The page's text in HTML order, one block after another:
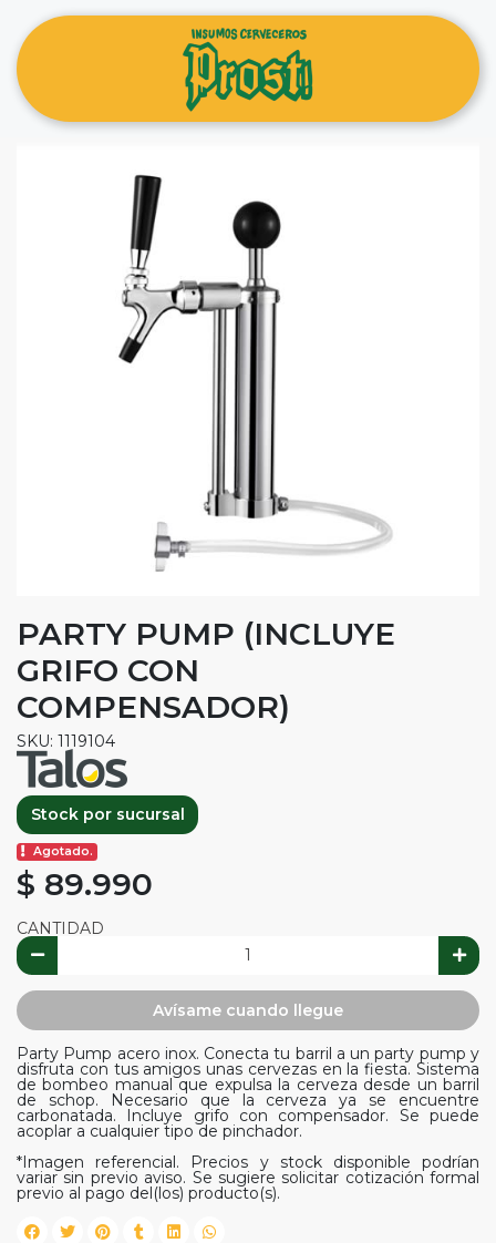
PARTY PUMP (INCLUYE
GRIFO CON
COMPENSADOR)
SKU: 1119104
Stock por sucursal
Agotado.
$ 89.990
CANTIDAD
Avísame cuando llegue
Party Pump acero inox. Conecta tu barril a un party pump y
disfruta con tus amigos unas cervezas en la fiesta. Sistema
de bombeo manual que expulsa la cerveza desde un barril
de schop. Necesario que la cerveza ya se encuentre
carbonatada. Incluye grifo con compensador. Se puede
acoplar a cualquier tipo de pinchador.
*Imagen referencial. Precios y stock disponible podrían
variar sin previo aviso. Se sugiere solicitar cotización formal
previo al pago del(los) producto(s).